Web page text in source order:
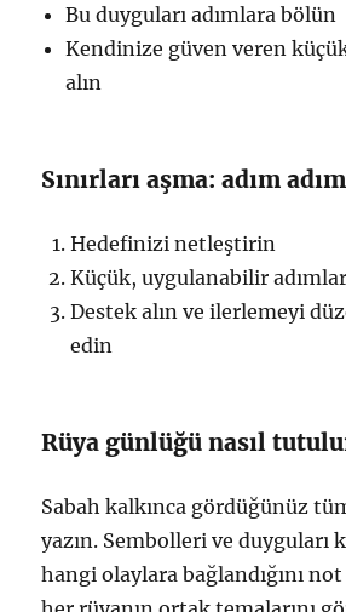
Bu duyguları adımlara bölün
Kendinize güven veren
alın
Sınırları aşma: adım
Hedefinizi netleştirin
Küçük, uygulanabilir
Destek alın ve ilerlemeyi
edin
Rüya günlüğü nasıl
Sabah kalkınca gördüğünüz
yazın. Sembolleri ve duyguları
hangi olaylara bağlandığını